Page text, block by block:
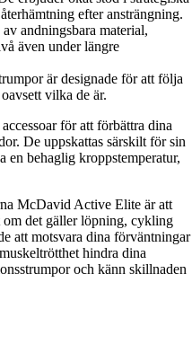
efter ansträngning.
andningsbara material,
även under längre
är designade för att följa
vilka de är.
för att förbättra dina
De uppskattas särskilt för sin
en behaglig kroppstemperatur,
McDavid Active Elite är att
det gäller löpning, cykling
att motsvara dina förväntningar
hindra dina
och känn skillnaden